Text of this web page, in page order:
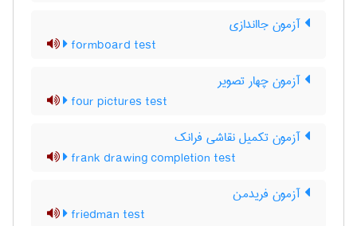
آزمون جااندازی
formboard test
آزمون چهار تصویر
four pictures test
آزمون تکمیل نقاشی فرانک
frank drawing completion test
آزمون فریدمن
friedman test